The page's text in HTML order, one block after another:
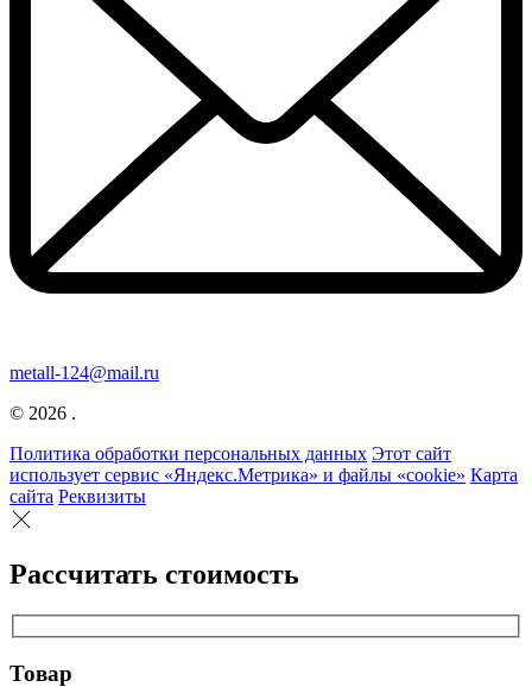
metall-124@mail.ru
© 2026 .
Политика обработки персональных данных Этот сайт
использует сервис «Яндекс.Метрика» и файлы «cookie» Карта
сайта Реквизиты
Рассчитать стоимость
Товар